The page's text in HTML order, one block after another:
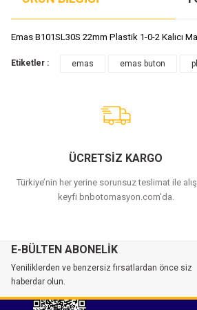
Emas B101SL30S 22mm Plastik 1-0-2 Kalıcı
Etiketler : emas emas buton
ÜCRETSİZ KARGO
Türkiye’nin her yerine sorunsuz teslimat ile
keyfi bnbotomasyon.com'da.
E-BÜLTEN ABONELİK
Yeniliklerden ve benzersiz fırsatlardan önce siz
haberdar olun.